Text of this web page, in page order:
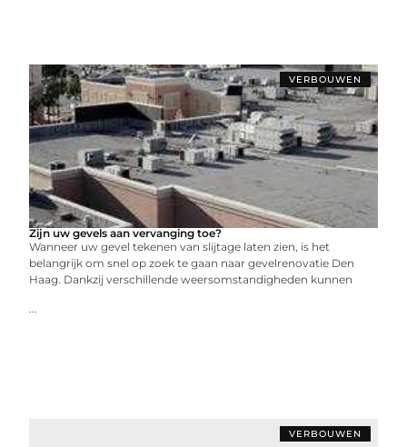
VERBOUWEN
Zijn uw gevels aan vervanging toe?
Wanneer uw gevel tekenen van slijtage laten zien, is het
belangrijk om snel op zoek te gaan naar gevelrenovatie Den
Haag. Dankzij verschillende weersomstandigheden kunnen
...
VERBOUWEN